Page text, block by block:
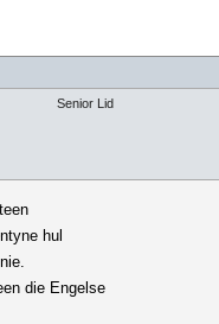
Senior Lid
hul
die Engelse